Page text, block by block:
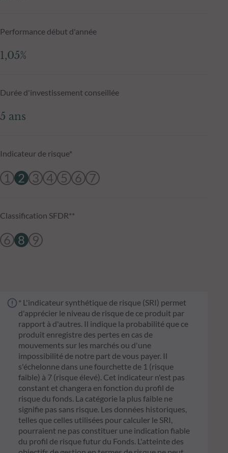
Performance début d'année
1,05%
Durée d'investissement conseillée
5 ans
Indicateur de risque*
1 2 3 4 5 6 7
Classification SFDR**
6 8 9
* L'indicateur synthétique de risque (SRI) permet
d'apprécier le niveau de risque de ce produit par
rapport à d'autres. Il indique la probabilité que ce
produit enregistre des pertes en cas de
mouvements sur les marchés ou d'une
impossibilité de notre part de vous payer. Il
s'échelonne dans une fourchette de 1 (risque
faible) à 7 (risque élevé). Cet indicateur n'est pas
constant et changera en fonction du profil de
risque du fonds. La catégorie la plus faible ne
signifie pas sans risque. Les données historiques,
telles que celles utilisées pour calculer le SRI,
pourraient ne pas constituer une indication fiable
du profil de risque futur du Fonds. L'atteinte des